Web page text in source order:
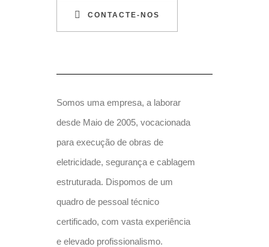
CONTACTE-NOS
Somos uma empresa, a laborar
desde Maio de 2005, vocacionada
para execução de obras de
eletricidade, segurança e cablagem
estruturada. Dispomos de um
quadro de pessoal técnico
certificado, com vasta experiência
e elevado profissionalismo.